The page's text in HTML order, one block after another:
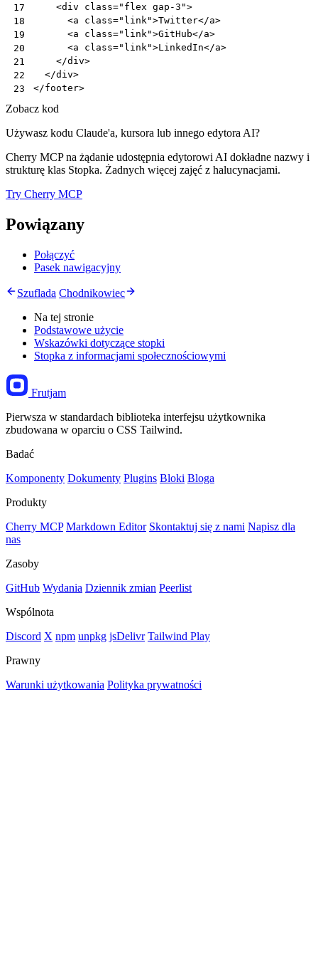
17
18
19
20
21
22
23
<div class="flex gap-3">
<a class="link">Twitter</a>
<a class="link">GitHub</a>
<a class="link">LinkedIn</a>
</div>
</div>
</footer>
Zobacz kod
Używasz kodu Claude'a, kursora lub innego edytora AI?
Cherry MCP na żądanie udostępnia edytorowi AI dokładne nazwy i
strukturę klas Stopka. Żadnych więcej zajęć z halucynacjami.
Try Cherry MCP
Powiązany
Połączyć
Pasek nawigacyjny
Szuflada Chodnikowiec
Na tej stronie
Podstawowe użycie
Wskazówki dotyczące stopki
Stopka z informacjami społecznościowymi
Frutjam
Pierwsza w standardach biblioteka interfejsu użytkownika
zbudowana w oparciu o CSS Tailwind.
Badać
Komponenty Dokumenty Plugins Bloki Bloga
Produkty
Cherry MCP Markdown Editor Skontaktuj się z nami Napisz dla
nas
Zasoby
GitHub Wydania Dziennik zmian Peerlist
Wspólnota
Discord X npm unpkg jsDelivr Tailwind Play
Prawny
Warunki użytkowania Polityka prywatności